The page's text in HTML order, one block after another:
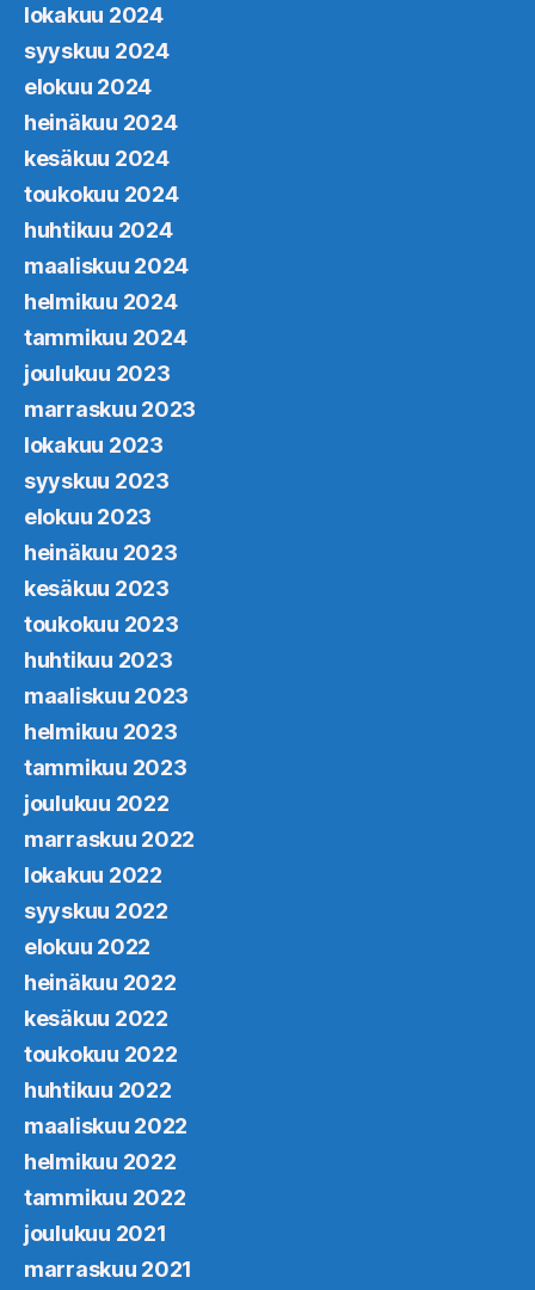
lokakuu 2024
syyskuu 2024
elokuu 2024
heinäkuu 2024
kesäkuu 2024
toukokuu 2024
huhtikuu 2024
maaliskuu 2024
helmikuu 2024
tammikuu 2024
joulukuu 2023
marraskuu 2023
lokakuu 2023
syyskuu 2023
elokuu 2023
heinäkuu 2023
kesäkuu 2023
toukokuu 2023
huhtikuu 2023
maaliskuu 2023
helmikuu 2023
tammikuu 2023
joulukuu 2022
marraskuu 2022
lokakuu 2022
syyskuu 2022
elokuu 2022
heinäkuu 2022
kesäkuu 2022
toukokuu 2022
huhtikuu 2022
maaliskuu 2022
helmikuu 2022
tammikuu 2022
joulukuu 2021
marraskuu 2021